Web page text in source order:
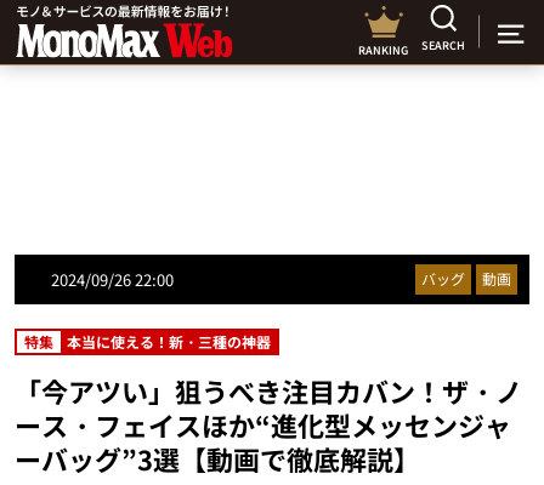
RANKING SEARCH
2024/09/26 22:00 バッグ 動画
特集 本当に使える！新・三種の神器
「今アツい」狙うべき注目カバン！ザ・ノ
ース・フェイスほか“進化型メッセンジャ
ーバッグ”3選【動画で徹底解説】